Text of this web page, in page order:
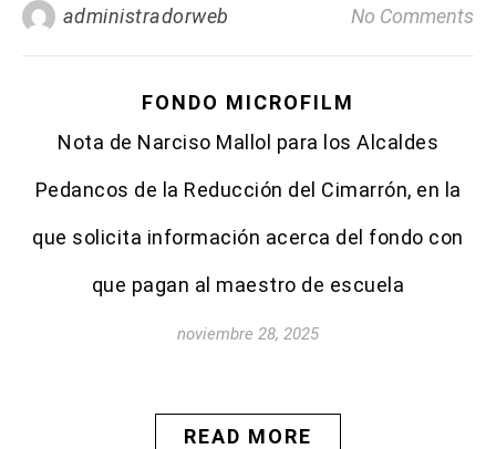
administradorweb No Comments
FONDO MICROFILM
Nota de Narciso Mallol para los Alcaldes
Pedancos de la Reducción del Cimarrón, en la
que solicita información acerca del fondo con
que pagan al maestro de escuela
noviembre 28, 2025
READ MORE